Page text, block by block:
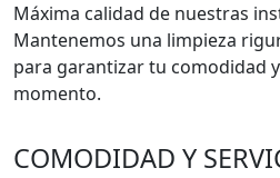
Máxima calidad de nuestras
Mantenemos una limpieza
para garantizar tu comodidad
momento.
COMODIDAD Y